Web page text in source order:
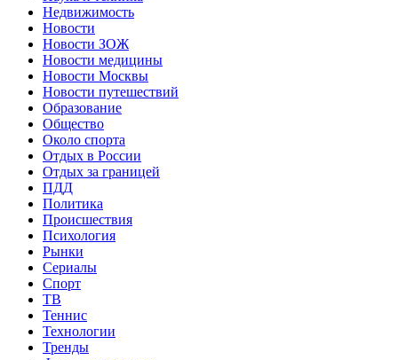
Недвижимость
Новости
Новости ЗОЖ
Новости медицины
Новости Москвы
Новости путешествий
Образование
Общество
Около спорта
Отдых в России
Отдых за границей
ПДД
Политика
Происшествия
Психология
Рынки
Сериалы
Спорт
ТВ
Теннис
Технологии
Тренды